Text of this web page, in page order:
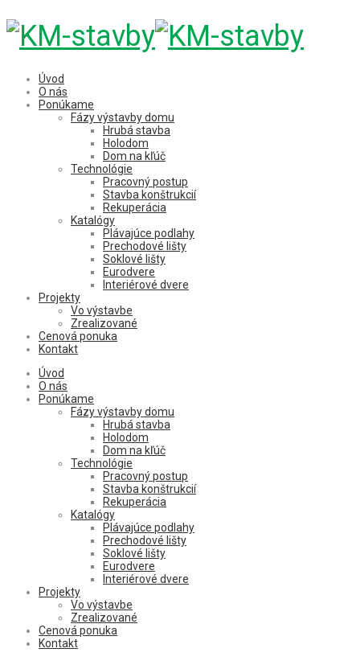
Úvod
O nás
Ponúkame
Fázy výstavby domu
Hrubá stavba
Holodom
Dom na kľúč
Technológie
Pracovný postup
Stavba konštrukcií
Rekuperácia
Katalógy
Plávajúce podlahy
Prechodové lišty
Soklové lišty
Eurodvere
Interiérové dvere
Projekty
Vo výstavbe
Zrealizované
Cenová ponuka
Kontakt
Úvod
O nás
Ponúkame
Fázy výstavby domu
Hrubá stavba
Holodom
Dom na kľúč
Technológie
Pracovný postup
Stavba konštrukcií
Rekuperácia
Katalógy
Plávajúce podlahy
Prechodové lišty
Soklové lišty
Eurodvere
Interiérové dvere
Projekty
Vo výstavbe
Zrealizované
Cenová ponuka
Kontakt